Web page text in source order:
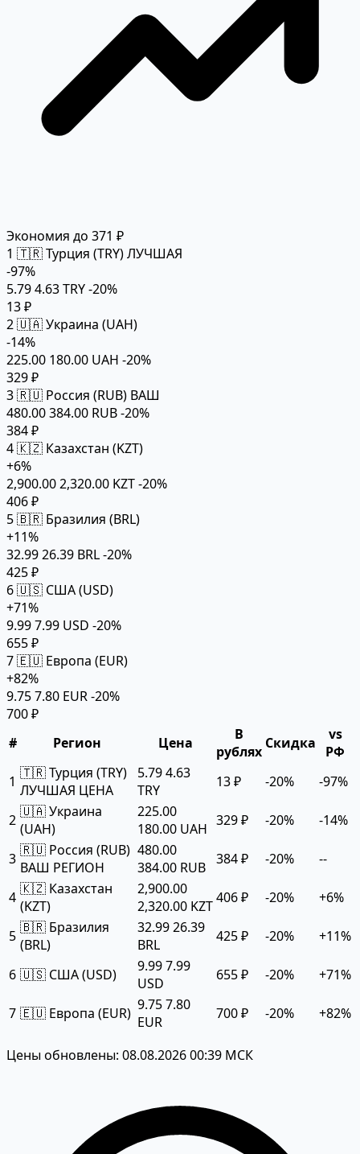
Экономия до 371 ₽
1 🇹🇷 Турция (TRY)ЛУЧШАЯ
-97%
5.794.63 TRY-20%
13 ₽
2🇺🇦 Украина (UAH)
-14%
225.00 180.00 UAH -20%
329 ₽
3🇷🇺 Россия (RUB) ВАШ
480.00384.00 RUB-20%
384 ₽
4🇰🇿 Казахстан (KZT)
+6%
2,900.002,320.00 KZT-20%
406 ₽
5🇧🇷 Бразилия (BRL)
+11%
32.9926.39 BRL-20%
425 ₽
6🇺🇸 США (USD)
+71%
9.997.99 USD -20%
655 ₽
7🇪🇺 Европа (EUR)
+82%
9.757.80 EUR-20%
700 ₽
#
Регион Цена
В
рублях Скидка
vs
РФ
1 🇹🇷 Турция (TRY)
ЛУЧШАЯ ЦЕНА
5.794.63
TRY
13 ₽ -20% -97%
2 🇺🇦 Украина
(UAH)
225.00
180.00 UAH 329 ₽ -20% -14%
3 🇷🇺 Россия (RUB)
ВАШ РЕГИОН
480.00
384.00 RUB 384 ₽ -20% --
4 🇰🇿 Казахстан
(KZT)
2,900.00
2,320.00 KZT406 ₽ -20% +6%
5 🇧🇷 Бразилия
(BRL)
32.9926.39
BRL
425 ₽ -20% +11%
6 🇺🇸 США (USD) 9.997.99
USD
655 ₽ -20% +71%
7 🇪🇺 Европа (EUR) 9.757.80
EUR
700 ₽ -20% +82%
Цены обновлены: 08.08.2026 00:39 МСК